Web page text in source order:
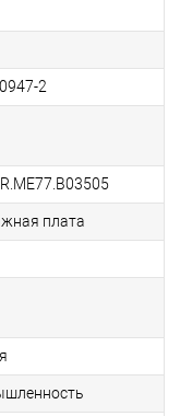
2
плата